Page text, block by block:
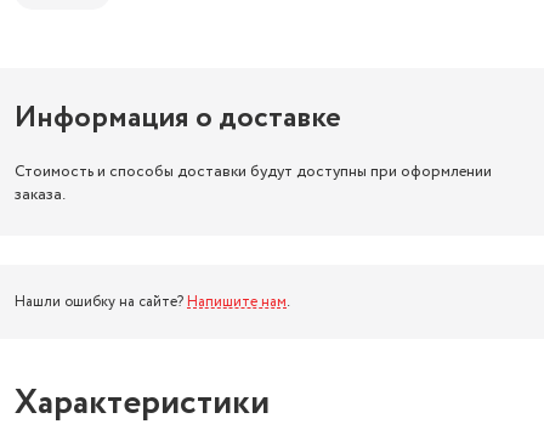
Информация о доставке
Стоимость и способы доставки будут доступны при оформлении
заказа.
Нашли ошибку на сайте? Напишите нам.
Характеристики